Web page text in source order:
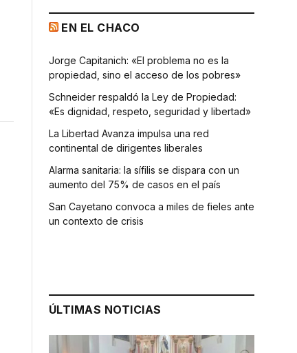
EN EL CHACO
Jorge Capitanich: «El problema no es la
propiedad, sino el acceso de los pobres»
Schneider respaldó la Ley de Propiedad:
«Es dignidad, respeto, seguridad y libertad»
La Libertad Avanza impulsa una red
continental de dirigentes liberales
Alarma sanitaria: la sífilis se dispara con un
aumento del 75% de casos en el país
San Cayetano convoca a miles de fieles ante
un contexto de crisis
ÚLTIMAS NOTICIAS